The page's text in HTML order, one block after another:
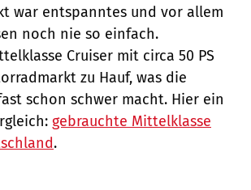
war entspanntes und vor allem
noch nie so einfach.
Cruiser mit circa 50 PS
zu Hauf, was die
schon schwer macht. Hier ein
gebrauchte Mittelklasse
.